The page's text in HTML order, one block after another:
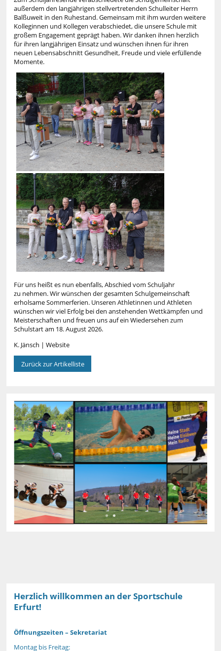
außerdem den langjährigen stellvertretenden Schulleiter Herrn
Balßuweit in den Ruhestand. Gemeinsam mit ihm wurden weitere
Kolleginnen und Kollegen verabschiedet, die unsere Schule mit
großem Engagement geprägt haben. Wir danken ihnen herzlich
für ihren langjährigen Einsatz und wünschen ihnen für ihren
neuen Lebensabschnitt Gesundheit, Freude und viele erfüllende
Momente.
Für uns heißt es nun ebenfalls, Abschied vom Schuljahr
zu nehmen. Wir wünschen der gesamten Schulgemeinschaft
erholsame Sommerferien. Unseren Athletinnen und Athleten
wünschen wir viel Erfolg bei den anstehenden Wettkämpfen und
Meisterschaften und freuen uns auf ein Wiedersehen zum
Schulstart am 18. August 2026.
K. Jänsch | Website
Zurück zur Artikelliste
Herzlich willkommen an der Sportschule
Erfurt!
Öffnungszeiten – Sekretariat
Montag bis Freitag: